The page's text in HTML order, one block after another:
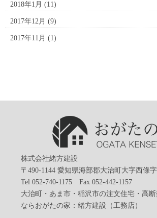
2018年1月 (11)
2017年12月 (9)
2017年11月 (1)
株式会社緒方建設
〒490-1144 愛知県海部郡大治町大字西條
Tel 052-740-1175 Fax 052-442-1157
大治町・あま市・稲沢市の注文住宅・高
ならおがたの家：緒方建設（工務店）